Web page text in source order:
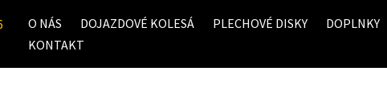
O NÁS DOJAZDOVÉ KOLESÁ PLECHOVÉ DISKY DOPLNKY
KONTAKT